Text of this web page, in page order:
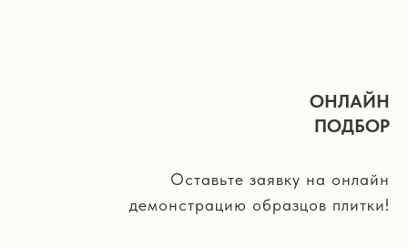
ОНЛАЙН
ПОДБОР
Оставьте заявку на онлайн
демонстрацию образцов плитки!